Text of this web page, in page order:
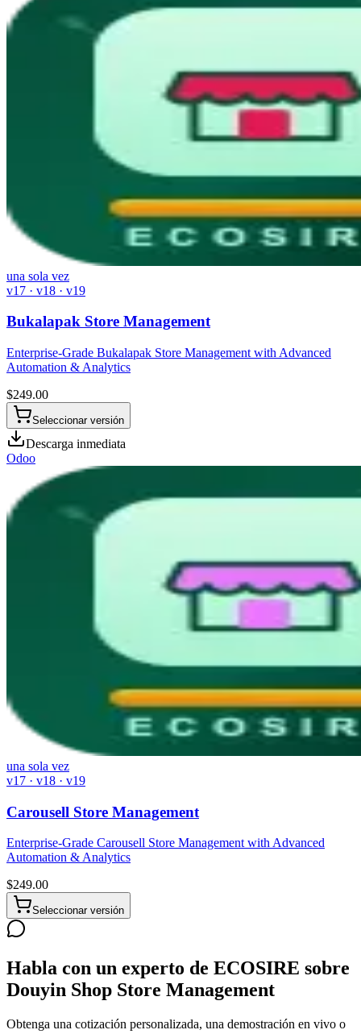
una sola vez
v17 · v18 · v19
Bukalapak Store Management
Enterprise-Grade Bukalapak Store Management with Advanced
Automation & Analytics
$249.00
Seleccionar versión
Descarga inmediata
Odoo
una sola vez
v17 · v18 · v19
Carousell Store Management
Enterprise-Grade Carousell Store Management with Advanced
Automation & Analytics
$249.00
Seleccionar versión
Habla con un experto de ECOSIRE sobre
Douyin Shop Store Management
Obtenga una cotización personalizada, una demostración en vivo o